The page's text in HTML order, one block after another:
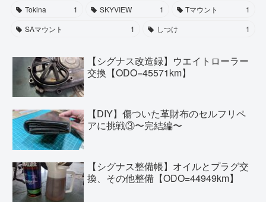
Tokina
1 SKYVIEW 1 Tマウント
1
SAマウント
1 しつけ 1
【シグナス改造録】ウエイトローラー
交換【ODO=45571km】
【DIY】傷ついた革財布のセルフリペ
アに挑戦③〜完結編〜
【シグナス整備帳】オイルとプラグ交
換、その他整備【ODO=44949km】